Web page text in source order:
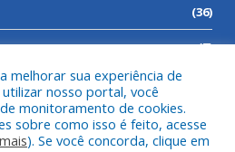
(36)
(7)
a Prefeitura Municipal de Cumaru
do Norte.
melhorar sua experiência de
nosso portal, você
monitoramento de cookies.
sobre como isso é feito, acesse
). Se você concorda, clique em